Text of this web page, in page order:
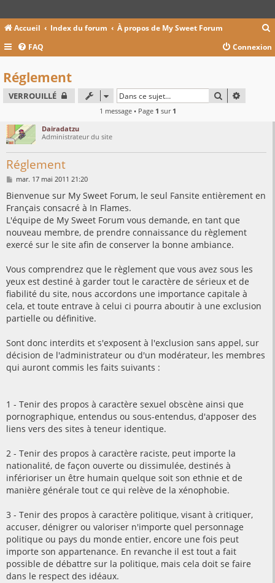
Accueil Index du forum À propos de My Sweet Forum
c
c
FAQ Connexion
Réglement
VERROUILLÉ RECHERCHER
1 message • Page 1 sur 1
Dairadatzu
Administrateur du site
Réglement
M
s
a
g
e
mar. 17 mai 2011 21:20
Bienvenue sur My Sweet Forum, le seul Fansite entièrement en
Français consacré à In Flames.
L'équipe de My Sweet Forum vous demande, en tant que
nouveau membre, de prendre connaissance du règlement
exercé sur le site afin de conserver la bonne ambiance.
Vous comprendrez que le règlement que vous avez sous les
yeux est destiné à garder tout le caractère de sérieux et de
fiabilité du site, nous accordons une importance capitale à
cela, et toute entrave à celui ci pourra aboutir à une exclusion
partielle ou définitive.
Sont donc interdits et s'exposent à l'exclusion sans appel, sur
décision de l'administrateur ou d'un modérateur, les membres
qui auront commis les faits suivants :
1 - Tenir des propos à caractère sexuel obscène ainsi que
pornographique, entendus ou sous-entendus, d'apposer des
liens vers des sites à teneur identique.
2 - Tenir des propos à caractère raciste, peut importe la
nationalité, de façon ouverte ou dissimulée, destinés à
inférioriser un être humain quelque soit son ethnie et de
manière générale tout ce qui relève de la xénophobie.
3 - Tenir des propos à caractère politique, visant à critiquer,
accuser, dénigrer ou valoriser n'importe quel personnage
politique ou pays du monde entier, encore une fois peut
importe son appartenance. En revanche il est tout a fait
possible de débattre sur la politique, mais cela doit se faire
dans le respect des idéaux.